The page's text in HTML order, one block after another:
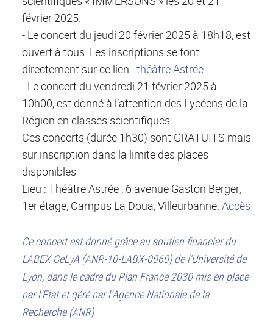
février 2025.
- Le concert du jeudi 20 février 2025 à 18h18, est
ouvert à tous. Les inscriptions se font
directement sur ce lien : théâtre Astrée
- Le concert du vendredi 21 février 2025 à
10h00, est donné à l’attention des Lycéens de la
Région en classes scientifiques
Ces concerts (durée 1h30) sont GRATUITS mais
sur inscription dans la limite des places
disponibles
Lieu : Théâtre Astrée , 6 avenue Gaston Berger,
1er étage, Campus La Doua, Villeurbanne. Accès
Ce concert est donné grâce au soutien financier du
LABEX CeLyA (ANR-10-LABX-0060) de l’Université de
Lyon, dans le cadre du Plan France 2030 mis en place
par l’Etat et géré par l’Agence Nationale de la
Recherche (ANR)